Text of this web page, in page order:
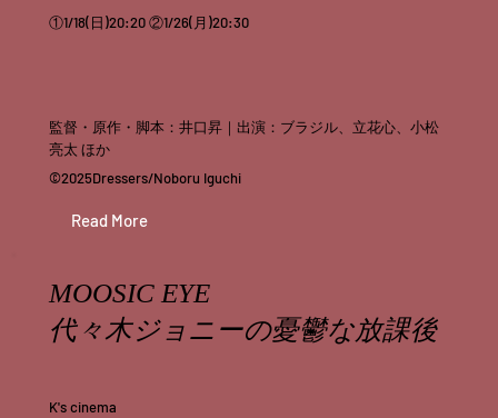
①1/18(日)20:20 ②1/26(月)20:30
監督・原作・脚本：井口昇｜出演：ブラジル、立花心、小松
亮太 ほか
©︎2025Dressers/Noboru Iguchi
Read More
MOOSIC EYE
代々木ジョニーの憂鬱な放課後
K's cinema